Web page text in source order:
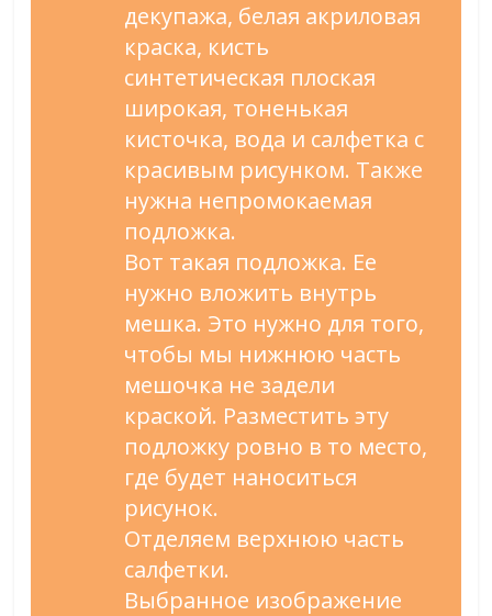
декупажа, белая акриловая
краска, кисть
синтетическая плоская
широкая, тоненькая
кисточка, вода и салфетка с
красивым рисунком. Также
нужна непромокаемая
подложка.
Вот такая подложка. Ее
нужно вложить внутрь
мешка. Это нужно для того,
чтобы мы нижнюю часть
мешочка не задели
краской. Разместить эту
подложку ровно в то место,
где будет наноситься
рисунок.
Отделяем верхнюю часть
салфетки.
Выбранное изображение